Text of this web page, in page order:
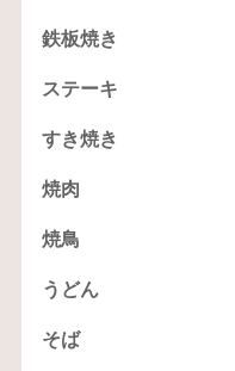
鉄板焼き
ステーキ
すき焼き
焼肉
焼鳥
うどん
そば